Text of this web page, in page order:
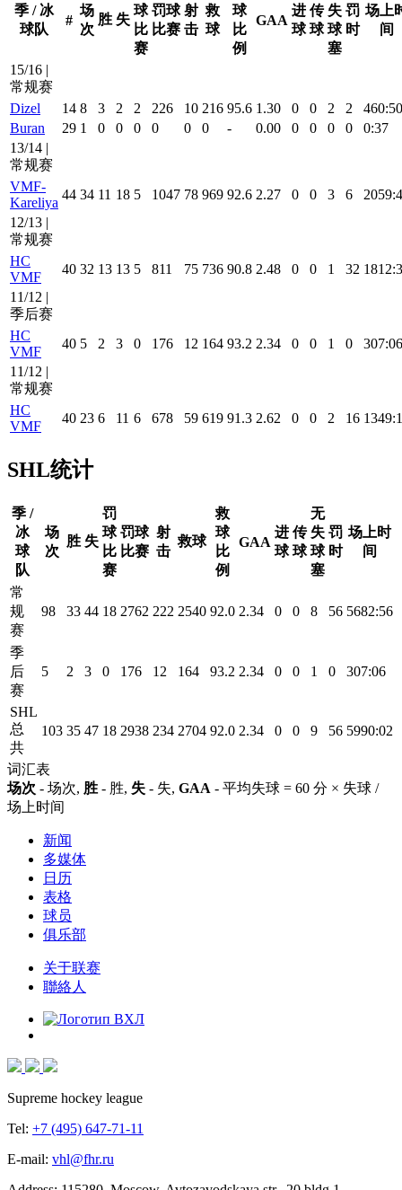
季 / 冰
球队
#
场
次
胜 失
球
比
赛
罚球
比赛
射
击
救
球
球
比
例
GAA
进
球
传
球
失
球
塞
罚
时
场上
间
15/16 |
常规赛
Dizel
14 8 3 2 2 226 10 216 95.6 1.30 0 0 2 2
460:50
Buran
29 1 0 0 0 0 0 0 - 0.00 0 0 0 0
0:37
13/14 |
常规赛
VMF-
Kareliya
44 34 11 18 5 1047 78 969 92.6 2.27 0 0 3 6
12/13 |
常规赛
HC
VMF
40 32 13 13 5 811 75 736 90.8 2.48 0 0 1 32
11/12 |
季后赛
HC
VMF
40 5 2 3 0 176 12 164 93.2 2.34 0 0 1 0
307:06
11/12 |
常规赛
HC
VMF
40 23 6 11 6 678 59 619 91.3 2.62 0 0 2 16
SHL统计
季 /
冰
球
队
场
次
胜 失
罚
球
比
赛
罚球
比赛
射
击
救球
救
球
比
例
GAA
进
球
传
球
无
失
球
塞
罚
时
场上时
间
常
规
赛
98 33 44 18 2762 222 2540 92.0 2.34 0 0 8 56 5682:56
季
后
赛
5 2 3 0 176 12 164 93.2 2.34 0 0 1 0 307:06
SHL
总
共
103 35 47 18 2938 234 2704 92.0 2.34 0 0 9 56 5990:02
词汇表
场次 - 场次, 胜 - 胜, 失 - 失, GAA - 平均失球 = 60 分 × 失球 /
场上时间
新闻
多媒体
日历
表格
球员
俱乐部
关于联赛
聯絡人
Supreme hockey league
Tel: +7 (495) 647-71-11
E-mail: vhl@fhr.ru